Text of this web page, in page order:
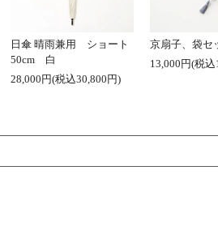
日傘 晴雨兼用 ショート
50cm 白
28,000円(税込30,800円)
京扇子、袋
13,000円(税